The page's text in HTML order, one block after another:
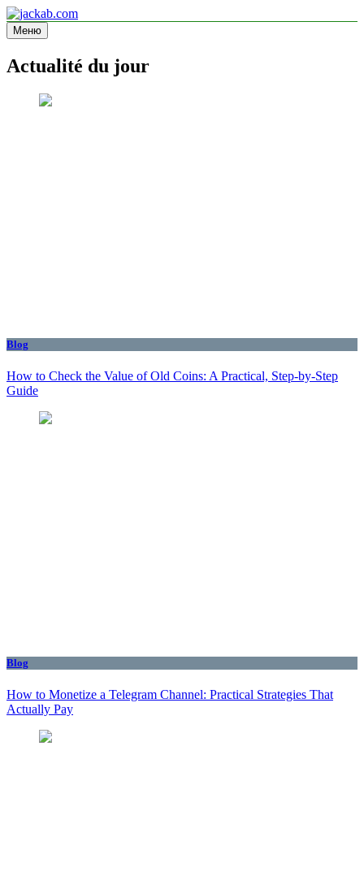
Перейти
к
содержимому
jackab.com
Site d'information
Меню
Actualité du jour
Blog
How to Check the Value of Old Coins: A Practical, Step-by-Step
Guide
Blog
How to Monetize a Telegram Channel: Practical Strategies That
Actually Pay